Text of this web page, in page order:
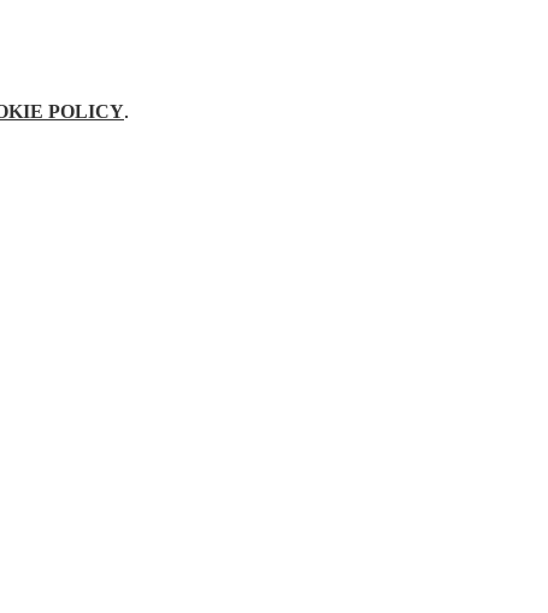
POLICY.